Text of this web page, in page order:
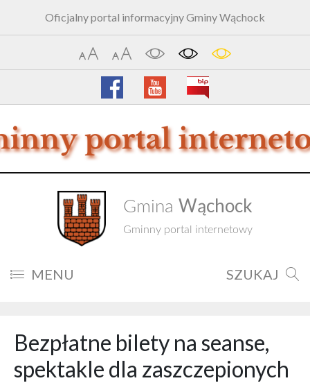
Oficjalny portal informacyjny Gminy Wąchock
Gmina Wąchock
Gminny portal internetowy
MENU SZUKAJ
Bezpłatne bilety na seanse,
spektakle dla zaszczepionych